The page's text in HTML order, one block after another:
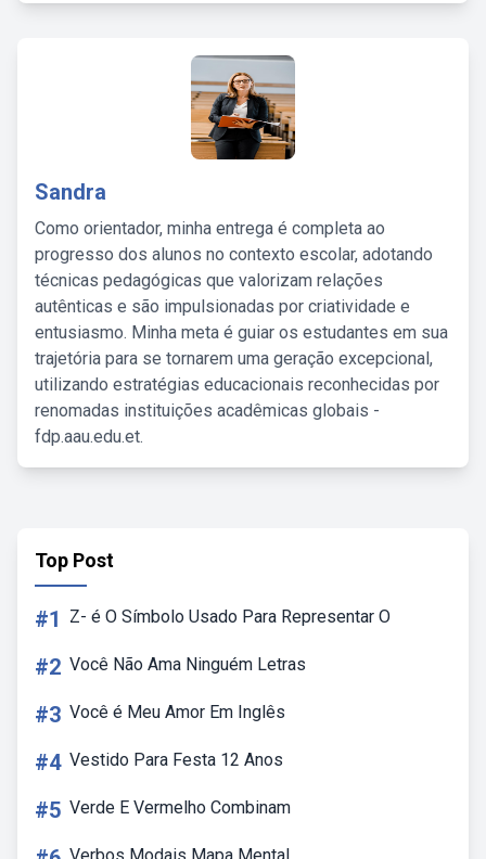
Sandra
Como orientador, minha entrega é completa ao
progresso dos alunos no contexto escolar, adotando
técnicas pedagógicas que valorizam relações
autênticas e são impulsionadas por criatividade e
entusiasmo. Minha meta é guiar os estudantes em sua
trajetória para se tornarem uma geração excepcional,
utilizando estratégias educacionais reconhecidas por
renomadas instituições acadêmicas globais -
fdp.aau.edu.et.
Top Post
#1 Z- é O Símbolo Usado Para Representar O
#2 Você Não Ama Ninguém Letras
#3 Você é Meu Amor Em Inglês
#4 Vestido Para Festa 12 Anos
#5 Verde E Vermelho Combinam